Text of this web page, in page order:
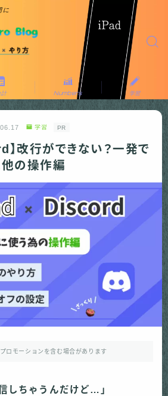
に
計 Numbers 学習
学習 PR
改行ができない？一発で
の操作編
ロモーションを含む場合があります
しちゃうんだけど…」